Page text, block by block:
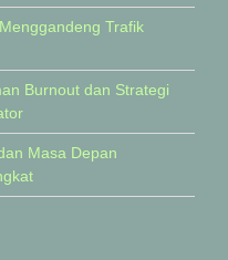
Trafik
Burnout dan Strategi
Masa Depan